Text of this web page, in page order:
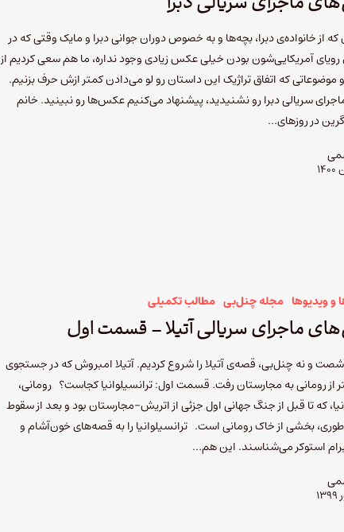
از خانواده‌ی دبرا، بچه‌ها و به خصوص دوران جوانی دبرا و مایک وقتی که در
آمریکایی‌شون بودن خیلی عکس زیادی وجود نداره، ما هم سعی کردیم از
که اتفاق تراژیک این داستان رو لو می‌دادن کمتر ازش حرف بزنیم.
سریالی دبرا رو نشنیدید، پیشنهاد می‌کنیم عکس‌ها رو نبینید. خانم
گرین در روزهای…
ویدیوها مجله چنل‌بی مطالب تکمیلی
ماجرای سریالی آتیلا – قسمت اول
شصت و نه چنل‌بی، قصه‌ی آتیلا را شروع کردیم. آتیلا امبروش که در جستجوی
از رومانی به مجارستان رفت. قسمت اول: ترانسیلوانیا کجاست؟ رومانی،
که تا قبل از جنگ جهانی اول جزئی از اتریش-مجارستان بود و بعد از سقوط
بخشی از خاک رومانی است. ترانسیلوانیا را به قصه‌های خون‌آشام و
برام استوکر می‌شناسند. این هم…